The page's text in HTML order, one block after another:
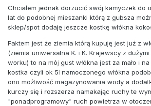
Chciałem jednak dorzucić swój kamyczek do
lat do podobnej mieszanki którą z gubsza
sklep/spot dodaję jeszcze kostkę włókna
Faktem jest że ziemia którą kupuję jest już z
(ziemia uniwersalna K. i K. Krajewscy z dużymi
worku) to na mój gust włókna jest za mało i
kostka czyli ok 5l namoczonego włókna
ono możliwość magazynowania wody a
kurczy się i rozszerza namakając ruchy te
"ponadprogramowy" ruch powietrza w